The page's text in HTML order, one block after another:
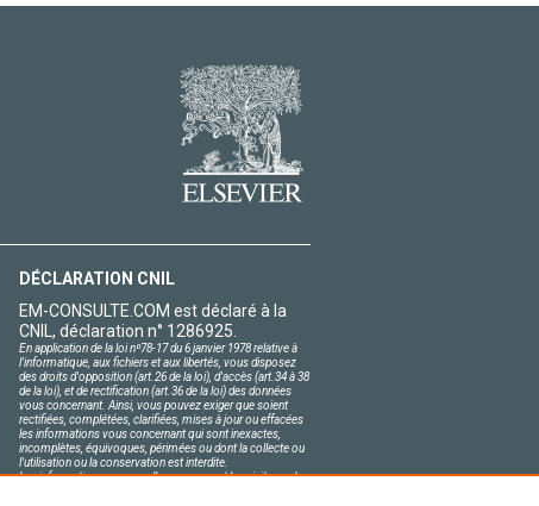
DÉCLARATION CNIL
EM-CONSULTE.COM est déclaré à la
CNIL, déclaration n° 1286925.
En application de la loi nº78-17 du 6 janvier 1978 relative à
l'informatique, aux fichiers et aux libertés, vous disposez
des droits d'opposition (art.26 de la loi), d'accès (art.34 à 38
de la loi), et de rectification (art.36 de la loi) des données
vous concernant. Ainsi, vous pouvez exiger que soient
rectifiées, complétées, clarifiées, mises à jour ou effacées
les informations vous concernant qui sont inexactes,
incomplètes, équivoques, périmées ou dont la collecte ou
l'utilisation ou la conservation est interdite.
Les informations personnelles concernant les visiteurs de